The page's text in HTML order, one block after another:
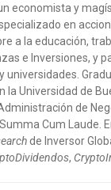
economista y
en
a la educación,
e Inversiones, y
universidades.
la Universidad de
de
Cum Laude.
de Inversor
,